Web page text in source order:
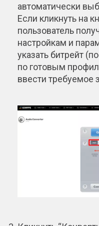
автоматически
Если кликнуть на
пользователь
настройкам и
указать битрейт
по готовым
ввести требуемое